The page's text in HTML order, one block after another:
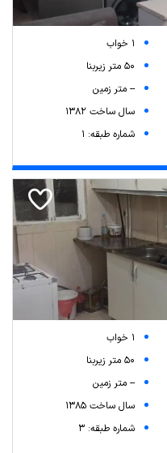
1 خواب
50 متر زیربنا
-- متر زمین
سال ساخت 1382
شماره طبقه: 1
1 خواب
50 متر زیربنا
-- متر زمین
سال ساخت 1385
شماره طبقه: 3